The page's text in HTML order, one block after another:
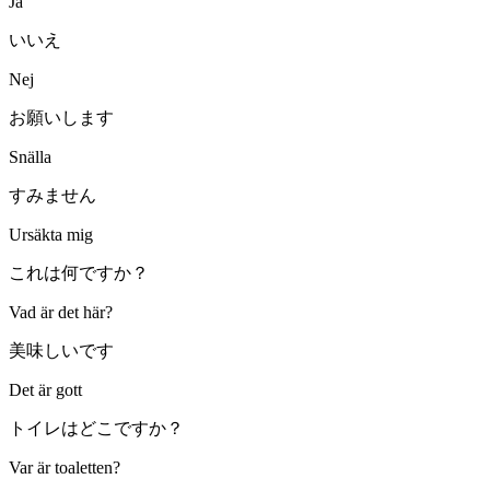
いいえ
Nej
お願いします
Snälla
すみません
Ursäkta mig
これは何ですか？
Vad är det här?
美味しいです
Det är gott
トイレはどこですか？
Var är toaletten?